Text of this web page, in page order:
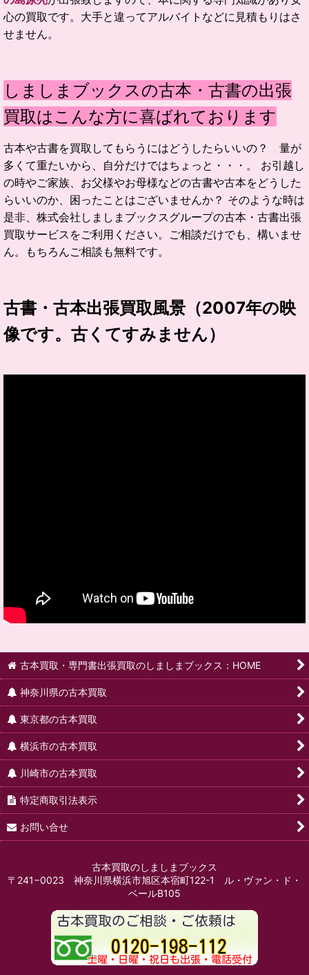
心の買取です。大手と違ってアルバイトなどに見積もりはさ
せません。
しましまブックスの古本・古書の出張
買取はこんな方に喜ばれております
古本や古書を買取してもらうにはどうしたらいいの？ 量が
多くて重たいから、自分だけではちょっと・・・。 お引越し
の時やご家族、お父様やお母様などの古書や古本をどうした
らいいのか、困ったことはございませんか？ そのような時は
是非、株式会社しましまブックスグループの古本・古書出張
買取サービスをご利用ください。ご相談だけでも、構いませ
ん。もちろんご相談も無料です。
古書・古本出張買取風景（2007年の映
像です。古くてすみません）
古本買取・専門書出張買取のしましまブックス：HOME
神奈川県の古本買取
東京都の古本買取
横浜市の古本買取
川崎市の古本買取
特定商取引法表示
お問い合せ
古本買取のしましまブックス
〒241−0023 神奈川県横浜市旭区本宿町122-1 ル・ヴァン・ド・
ベールB105